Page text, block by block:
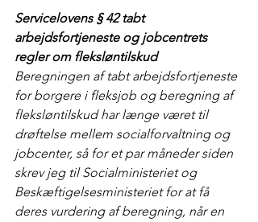
Servicelovens § 42 tabt
arbejdsfortjeneste og jobcentrets
regler om fleksløntilskud
Beregningen af tabt arbejdsfortjeneste
for borgere i fleksjob og beregning af
fleksløntilskud har længe været til
drøftelse mellem socialforvaltning og
jobcenter, så for et par måneder siden
skrev jeg til Socialministeriet og
Beskæftigelsesministeriet for at få
deres vurdering af beregning, når en